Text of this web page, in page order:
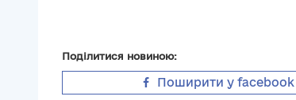
Поділитися новиною:
Поширити у facebook